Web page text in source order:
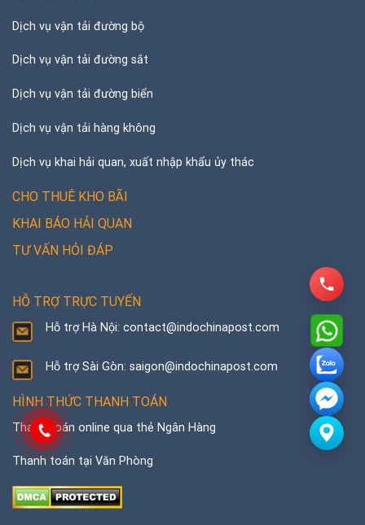
Dịch vụ vận tải đường bộ
Dịch vụ vận tải đường sắt
Dịch vụ vận tải đường biển
Dịch vụ vận tải hàng không
Dịch vụ khai hải quan, xuất nhập khẩu ủy thác
CHO THUÊ KHO BÃI
KHAI BÁO HẢI QUAN
TƯ VẤN HỎI ĐÁP
HỖ TRỢ TRỰC TUYẾN
Hỗ trợ Hà Nội: contact@indochinapost.com
Hỗ trợ Sài Gòn: saigon@indochinapost.com
HÌNH THỨC THANH TOÁN
Thanh toán online qua thẻ Ngân Hàng
Thanh toán tại Văn Phòng